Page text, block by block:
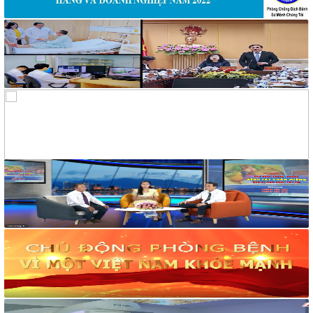
động đi công tác các huyện, thị xã, thành phố tỉnh Khánh Hòa
320/BCH-HCKT
V/v Mời báo giá in banner trang trí cho hoạt động phòng,
chống tác hại của thuốc lá
319/BCH-HCKT
V/v Mời báo giá dịch vụ nước uống cho hoạt động truyền
2169/VHXH
V/v mời báo giá thuê âm thanh, ánh sáng, loa và micro tuyên
truyền hoạt động mít tinh Hưởng ứng Tuần lễ Quốc gia không
khói thuốc lá năm 2026
V/v mời báo giá dịch vụ In ấn tổ chức mít tinh Hưởng ứng
Tuần lễ Quốc gia không khói thuốc lá năm 2026
117/2025/QH15
Luật Bảo vệ bí mật nhà nước